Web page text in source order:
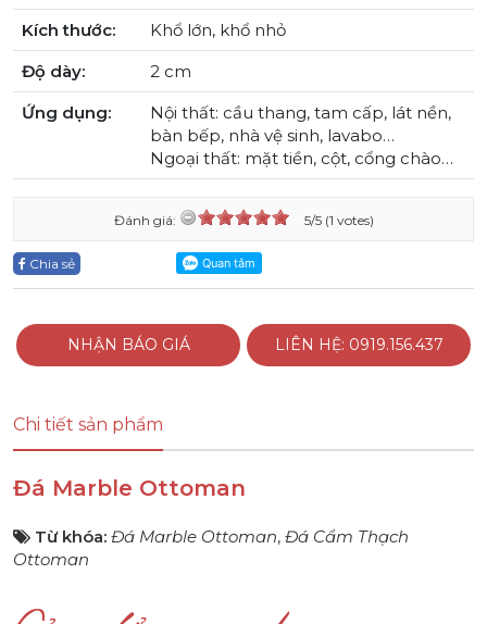
Kích thước:
Khổ lớn, khổ nhỏ
Độ dày:
2 cm
Ứng dụng:
Nội thất: cầu thang, tam cấp, lát nền,
bàn bếp, nhà vệ sinh, lavabo…
Ngoại thất: mặt tiền, cột, cổng chào…
Đánh giá: 5/5 (1 votes)
Chia sẻ
NHẬN BÁO GIÁ LIÊN HỆ: 0919.156.437
Chi tiết sản phẩm
Đá Marble Ottoman
Từ khóa: Đá Marble Ottoman, Đá Cẩm Thạch
Ottoman